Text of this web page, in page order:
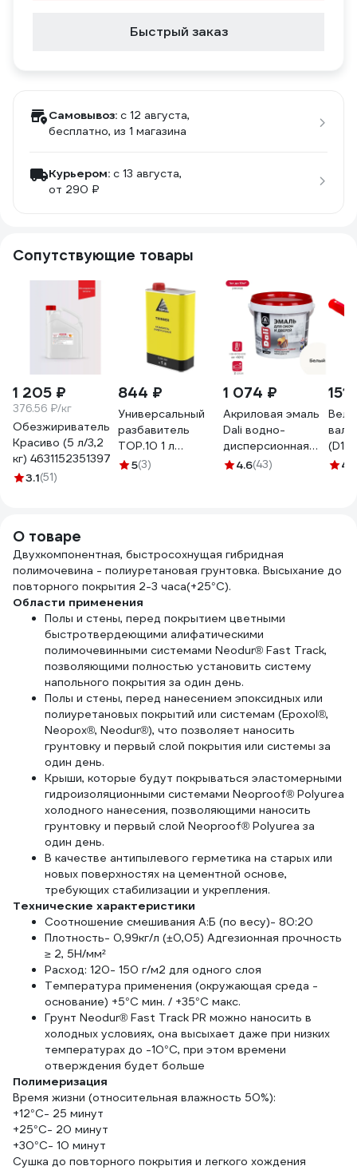
Быстрый заказ
Самовывоз: c 12 августа,
бесплатно, из 1 магазина
Курьером: c 13 августа,
от 290 ₽
Сопутствующие товары
1 205 ₽
376.56 ₽/кг
Обезжириватель
Красиво (5 л/3,2
кг) 4631152351397
3.1(51)
844 ₽
Универсальный
разбавитель
TOP.10 1 л
10.505.1000.
5(3)
1 074 ₽
Акриловая эмаль
Dali водно-
дисперсионная
для окон и дверей
4.6(43)
151
4 4.9
О товаре
Двухкомпонентная, быстросохнущая гибридная
полимочевина - полиуретановая грунтовка. Высыхание до
повторного покрытия 2-3 часа(+25°C).
Области применения
Полы и стены, перед покрытием цветными
быстротвердеющими алифатическими
полимочевинными системами Neodur® Fast Track,
позволяющими полностью установить систему
напольного покрытия за один день.
Полы и стены, перед нанесением эпоксидных или
полиуретановых покрытий или системам (Epoxol®,
Neopox®, Neodur®), что позволяет наносить
грунтовку и первый слой покрытия или системы за
один день.
Крыши, которые будут покрываться эластомерными
гидроизоляционными системами Neoproof® Polyurea
холодного нанесения, позволяющими наносить
грунтовку и первый слой Neoproof® Polyurea за
один день.
В качестве антипылевого герметика на старых или
новых поверхностях на цементной основе,
требующих стабилизации и укрепления.
Технические характеристики
Соотношение смешивания A:Б (по весу)- 80:20
Плотность- 0,99кг/л (±0,05) Адгезионная прочность
≥ 2, 5Н/мм²
Расход: 120- 150 г/м2 для одного слоя
Температура применения (окружающая среда -
основание) +5°C мин. / +35°C макс.
Грунт Neodur® Fast Track PR можно наносить в
холодных условиях, она высыхает даже при низких
температурах до -10°C, при этом времени
отверждения будет больше
Полимеризация
Время жизни (относительная влажность 50%):
+12°C- 25 минут
+25°C- 20 минут
+30°C- 10 минут
Сушка до повторного покрытия и легкого хождения